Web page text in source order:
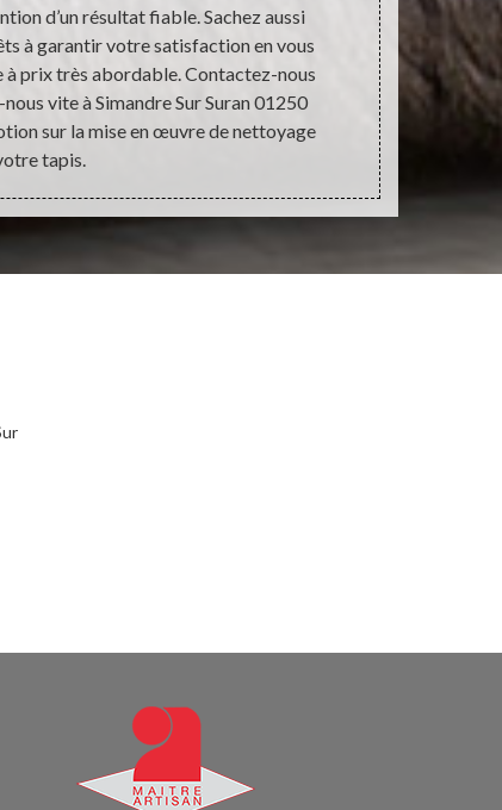
d’un résultat fiable. Sachez aussi
à garantir votre satisfaction en vous
prix très abordable. Contactez-nous
vite à Simandre Sur Suran 01250
sur la mise en œuvre de nettoyage
tapis.
votre tapis,
un peu de